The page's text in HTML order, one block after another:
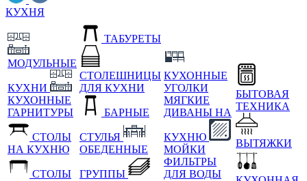
КУХНЯ
МОДУЛЬНЫЕ
КУХНИ
КУХОННЫЕ
ГАРНИТУРЫ
СТОЛЫ
НА КУХНЮ
СТОЛЫ
ТАБУРЕТЫ
СТОЛЕШНИЦЫ
ДЛЯ КУХНИ
БАРНЫЕ
СТУЛЬЯ
ОБЕДЕННЫЕ
ГРУППЫ
КУХОННЫЕ
УГОЛКИ
МЯГКИЕ
ДИВАНЫ НА
КУХНЮ
МОЙКИ
ФИЛЬТРЫ
ДЛЯ ВОДЫ
БЫТОВАЯ
ТЕХНИКА
ВЫТЯЖКИ